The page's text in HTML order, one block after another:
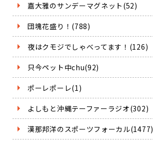
嘉大雅のサンデーマグネット(52)
団塊花盛り！(788)
夜はクモジでしゃべってます！(126)
只今ペット中chu(92)
ポーレポーレ(1)
よしもと沖縄テーファーラジオ(302)
漢那邦洋のスポーツフォーカル(1477)